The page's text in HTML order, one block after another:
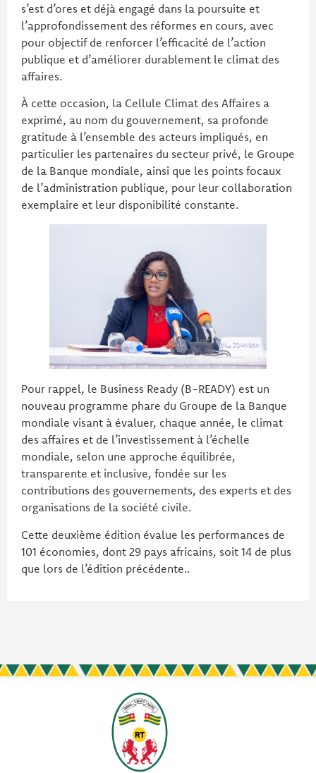
s’est d’ores et déjà engagé dans la poursuite et
l’approfondissement des réformes en cours, avec
pour objectif de renforcer l’efficacité de l’action
publique et d’améliorer durablement le climat des
affaires.
À cette occasion, la Cellule Climat des Affaires a
exprimé, au nom du gouvernement, sa profonde
gratitude à l’ensemble des acteurs impliqués, en
particulier les partenaires du secteur privé, le Groupe
de la Banque mondiale, ainsi que les points focaux
de l’administration publique, pour leur collaboration
exemplaire et leur disponibilité constante.
Pour rappel, le Business Ready (B-READY) est un
nouveau programme phare du Groupe de la Banque
mondiale visant à évaluer, chaque année, le climat
des affaires et de l’investissement à l’échelle
mondiale, selon une approche équilibrée,
transparente et inclusive, fondée sur les
contributions des gouvernements, des experts et des
organisations de la société civile.
Cette deuxième édition évalue les performances de
101 économies, dont 29 pays africains, soit 14 de plus
que lors de l’édition précédente..